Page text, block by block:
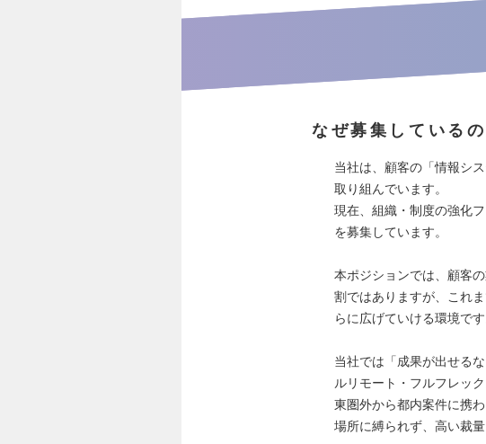
なぜ募集している
当社は、顧客の「情報シ
取り組んでいます。
現在、組織・制度の強化
を募集しています。
本ポジションでは、顧客
割ではありますが、これ
らに広げていける環境です
当社では「成果が出せる
ルリモート・フルフレッ
東圏外から都内案件に携
場所に縛られず、高い裁